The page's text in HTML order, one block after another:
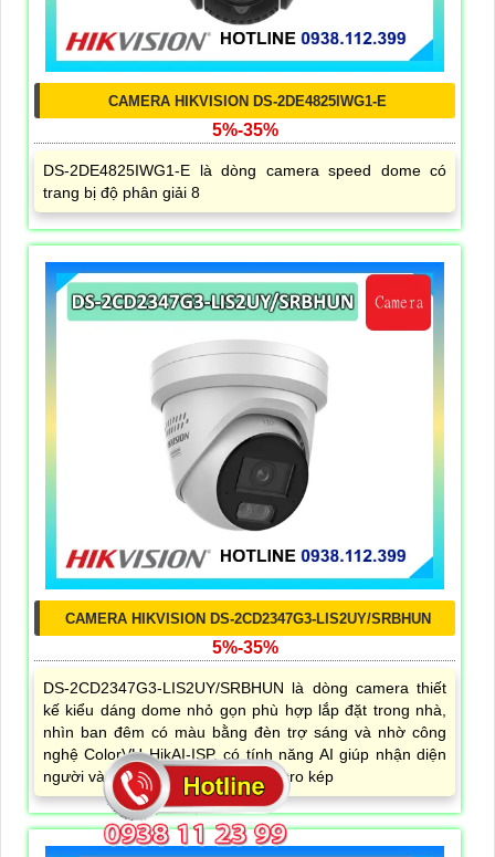
CAMERA HIKVISION DS-2DE4825IWG1-E
5%-35%
DS-2DE4825IWG1-E là dòng camera speed dome có
trang bị độ phân giải 8
CAMERA HIKVISION DS-2CD2347G3-LIS2UY/SRBHUN
5%-35%
DS-2CD2347G3-LIS2UY/SRBHUN là dòng camera thiết
kế kiểu dáng dome nhỏ gọn phù hợp lắp đặt trong nhà,
nhìn ban đêm có màu bằng đèn trợ sáng và nhờ công
nghệ ColorVU HikAI-ISP, có tính năng AI giúp nhận diện
người và phương tiện, tích hợp micro kép